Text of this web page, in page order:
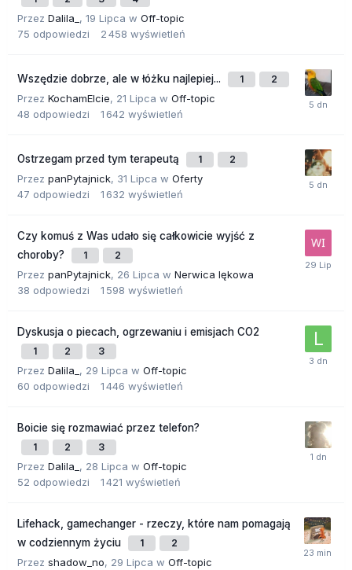
Przez Dalila_ , 19 Lipca w Off-topic
75 odpowiedzi 2 458 wyświetleń
Wszędzie dobrze, ale w łóżku najlepiej... 1 2
Przez KochamElcie, 21 Lipca w Off-topic
48 odpowiedzi 1 642 wyświetleń
Ostrzegam przed tym terapeutą 1 2
Przez panPytajnick, 31 Lipca w Oferty
47 odpowiedzi 1 632 wyświetleń
Czy komuś z Was udało się całkowicie wyjść z
choroby?
1 2
Przez panPytajnick, 26 Lipca w Nerwica lękowa
38 odpowiedzi 1 598 wyświetleń
Dyskusja o piecach, ogrzewaniu i emisjach CO2
1 2 3
Przez Dalila_ , 29 Lipca w Off-topic
60 odpowiedzi 1 446 wyświetleń
Boicie się rozmawiać przez telefon?
1 2 3
Przez Dalila_ , 28 Lipca w Off-topic
52 odpowiedzi 1 421 wyświetleń
Lifehack, gamechanger - rzeczy, które nam pomagają
w codziennym życiu
1 2
Przez shadow_no, 29 Lipca w Off-topic